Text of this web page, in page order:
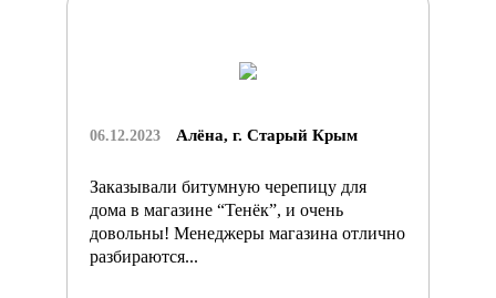
06.12.2023 Алёна, г. Старый Крым
Заказывали битумную черепицу для
дома в магазине “Тенёк”, и очень
довольны! Менеджеры магазина отлично
разбираются...